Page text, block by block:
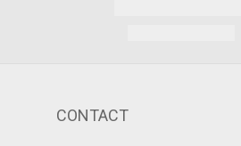
CONTACT